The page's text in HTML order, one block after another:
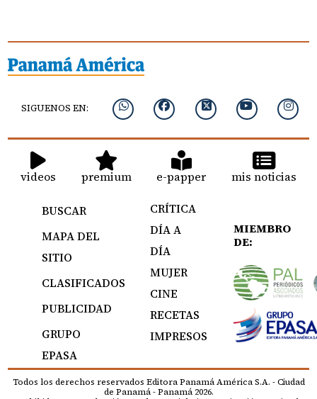
SIGUENOS EN:
videos premium e-papper mis noticias
BUSCAR
MAPA DEL
SITIO
CLASIFICADOS
PUBLICIDAD
GRUPO
EPASA
CRÍTICA
DÍA A
DÍA
MUJER
CINE
RECETAS
IMPRESOS
MIEMBRO
DE:
Todos los derechos reservados Editora Panamá América S.A. - Ciudad
de Panamá - Panamá 2026.